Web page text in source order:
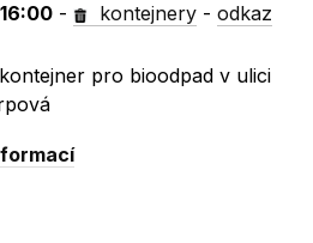
- kontejnery -odkaz
pro bioodpad v ulici